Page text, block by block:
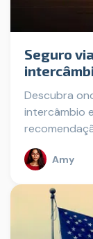
Seguro
Descubra
intercâmbio
Amy